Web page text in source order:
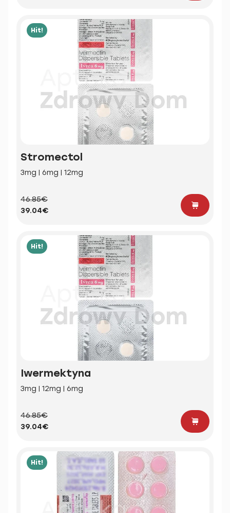
Hit!
Stromectol
3mg | 6mg | 12mg
46.85€
39.04€
Hit!
Iwermektyna
3mg | 12mg | 6mg
46.85€
39.04€
Hit!